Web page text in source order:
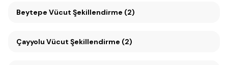
Beytepe Vücut Şekillendirme (2)
Çayyolu Vücut Şekillendirme (2)